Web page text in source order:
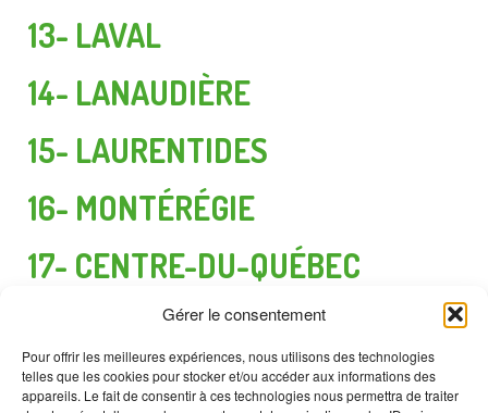
Gérer le consentement
Pour offrir les meilleures expériences, nous utilisons des technologies
telles que les cookies pour stocker et/ou accéder aux informations des
appareils. Le fait de consentir à ces technologies nous permettra de traiter
13- LAVAL
14- LANAUDIÈRE
15- LAURENTIDES
16- MONTÉRÉGIE
17- CENTRE-DU-QUÉBEC